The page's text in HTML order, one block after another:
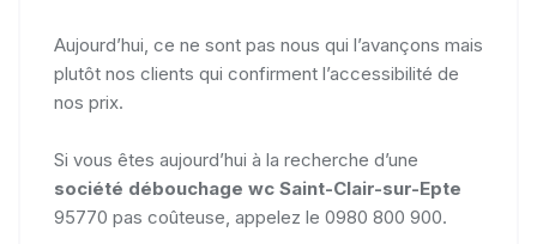
Aujourd’hui, ce ne sont pas nous qui l’avançons mais
plutôt nos clients qui confirment l’accessibilité de
nos prix.
Si vous êtes aujourd’hui à la recherche d’une
société débouchage wc Saint-Clair-sur-Epte
95770 pas coûteuse, appelez le 0980 800 900.